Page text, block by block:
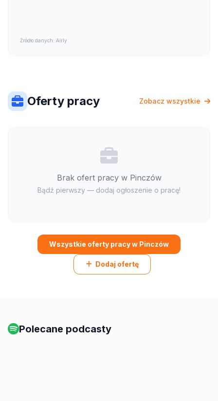
Źródło danych: Airly
Oferty pracy Zobacz wszystkie
Brak ofert pracy w Pinczów
Bądź pierwszy — dodaj ogłoszenie o pracę!
Wszystkie oferty pracy w Pinczów
Dodaj ofertę
Polecane podcasty